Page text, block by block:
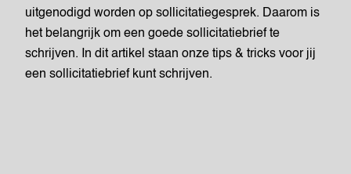
uitgenodigd worden op sollicitatiegesprek. Daarom is
het belangrijk om een goede sollicitatiebrief te
schrijven. In dit artikel staan onze tips & tricks voor jij
een sollicitatiebrief kunt schrijven.